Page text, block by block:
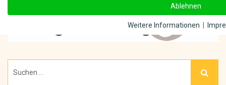
Ablehnen
Weitere Informationen